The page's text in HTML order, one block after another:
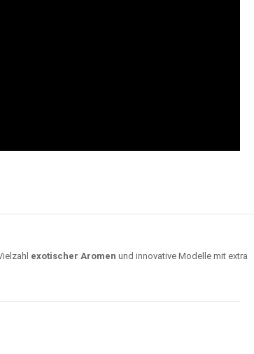
exotischer Aromen und innovative Modelle mit extra